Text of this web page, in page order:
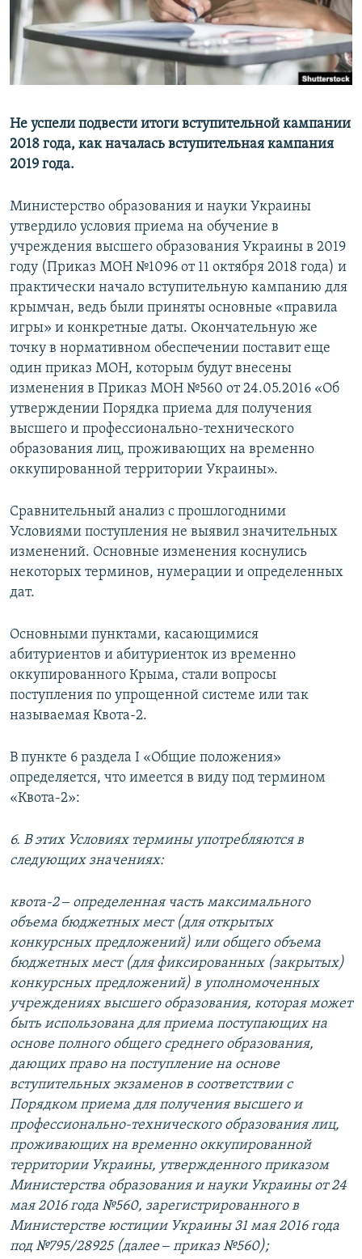
ПОБЕДИТЕЛЕЙ НЕ СУДЯТ?
КРЫМ.НЕПОКОРЕННЫЙ
ELIFBE
ПРИСОЕДИНЯЙТЕСЬ!
Все сайты RFE/RL
Не успели подвести итоги вступительной кампании
2018 года, как началась вступительная кампания
2019 года.
Министерство образования и науки Украины
утвердило условия приема на обучение в
учреждения высшего образования Украины в 2019
году (Приказ МОН №1096 от 11 октября 2018 года) и
практически начало вступительную кампанию для
крымчан, ведь были приняты основные «правила
игры» и конкретные даты. Окончательную же
точку в нормативном обеспечении поставит еще
один приказ МОН, которым будут внесены
изменения в Приказ МОН №560 от 24.05.2016 «Об
утверждении Порядка приема для получения
высшего и профессионально-технического
образования лиц, проживающих на временно
оккупированной территории Украины».
Сравнительный анализ с прошлогодними
Условиями поступления не выявил значительных
изменений. Основные изменения коснулись
некоторых терминов, нумерации и определенных
дат.
Основными пунктами, касающимися
абитуриентов и абитуриенток из временно
оккупированного Крыма, стали вопросы
поступления по упрощенной системе или так
называемая Квота-2.
В пункте 6 раздела I «Общие положения»
определяется, что имеется в виду под термином
«Квота-2»:
6. В этих Условиях термины употребляются в
следующих значениях:
квота-2 ‒ определенная часть максимального
объема бюджетных мест (для открытых
конкурсных предложений) или общего объема
бюджетных мест (для фиксированных (закрытых)
конкурсных предложений) в уполномоченных
учреждениях высшего образования, которая может
быть использована для приема поступающих на
основе полного общего среднего образования,
дающих право на поступление на основе
вступительных экзаменов в соответствии с
Порядком приема для получения высшего и
профессионально-технического образования лиц,
проживающих на временно оккупированной
территории Украины, утвержденного приказом
Министерства образования и науки Украины от 24
мая 2016 года №560, зарегистрированного в
Министерстве юстиции Украины 31 мая 2016 года
под №795/28925 (далее ‒ приказ №560);